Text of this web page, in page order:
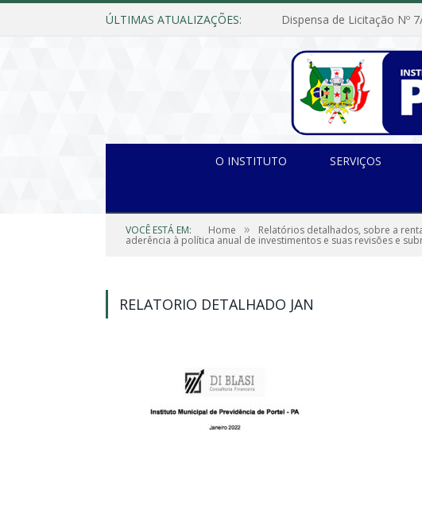
ÚLTIMAS ATUALIZAÇÕES:
O INSTITUTO SERVIÇOS
VOCÊ ESTÁ EM: Home » Relatórios detalhados, sobre a
aderência à política anual de investimentos e suas revisões e
RELATORIO DETALHADO JAN